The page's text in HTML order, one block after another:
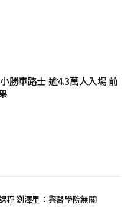
勝車路士 逾4.3萬人入場 前
程 劉澤星：與醫學院無關